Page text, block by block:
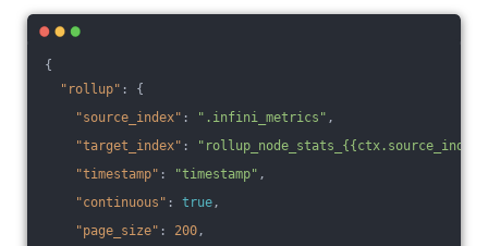
{
"rollup" : {
"source_index" : ".infini_metrics" ,
"target_index" :
"timestamp" : "timestamp" ,
"continuous" : true,
"page_size" : 200,